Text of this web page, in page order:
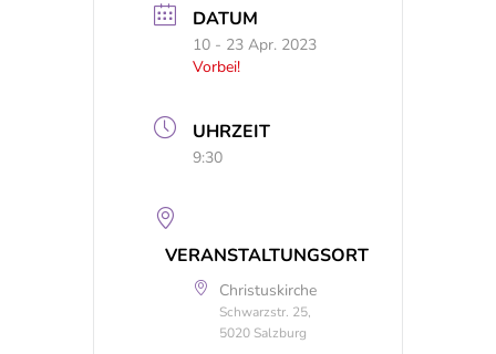
DATUM
10 - 23 Apr. 2023
Vorbei!
UHRZEIT
9:30
VERANSTALTUNGSORT
Christuskirche
Schwarzstr. 25,
5020 Salzburg